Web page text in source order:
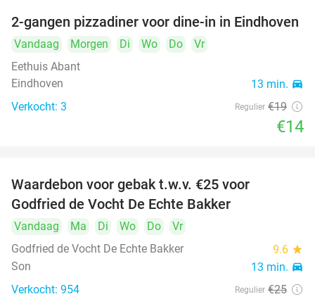
26%
2-gangen pizzadiner voor dine-in in Eindhoven
Vandaag Morgen Di Wo Do
Vr
Eethuis Abant
Eindhoven
13 min. directions_car
Verkocht: 3 Regulier €19
€14
Waardebon voor gebak t.w.v. €25 voor
Godfried de Vocht De Echte Bakker
Vandaag Ma Di Wo Do
Vr
Godfried de Vocht De Echte Bakker
9.6 star
Son 13 min. directions_car
Verkocht: 954 Regulier €25